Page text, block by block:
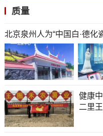
质量
北京泉州人为“中国白·德化
健康
二里